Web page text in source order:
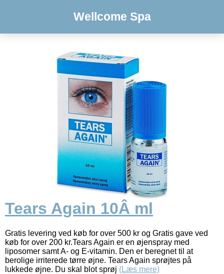
Wellcome Spa
Tears Again 10Â ml
Gratis levering ved køb for over 500 kr og Gratis gave ved
køb for over 200 kr.Tears Again er en øjenspray med
liposomer samt A- og E-vitamin. Den er beregnet til at
berolige irriterede tørre øjne. Tears Again sprøjtes på
lukkede øjne. Du skal blot sprøj (Læs mere)